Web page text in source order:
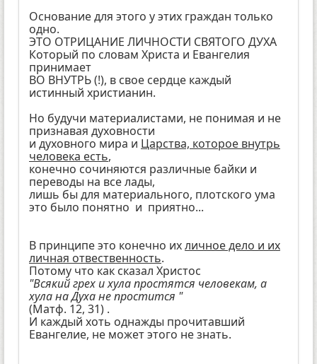
Основание для этого у этих граждан только
одно.
ЭТО ОТРИЦАНИЕ ЛИЧНОСТИ СВЯТОГО ДУХА
Который по словам Христа и Евангелия
принимает
ВО ВНУТРЬ (!), в свое сердце каждый
истинный христианин.
Но будучи материалистами, не понимая и не
признавая духовности
и духовного мира и Царства, которое внутрь
человека есть,
конечно сочиняются различные байки и
переводы на все лады,
лишь бы для материального, плотского ума
это было понятно и приятно...
В принципе это конечно ихличное дело и их
личная отвественность.
Потому что как сказал Христос
"Всякий грех и хула простятся человекам, а
хула на Духа не простится "
(Матф. 12, 31) .
И каждый хоть однажды прочитавший
Евангелие, не может этого не знать.